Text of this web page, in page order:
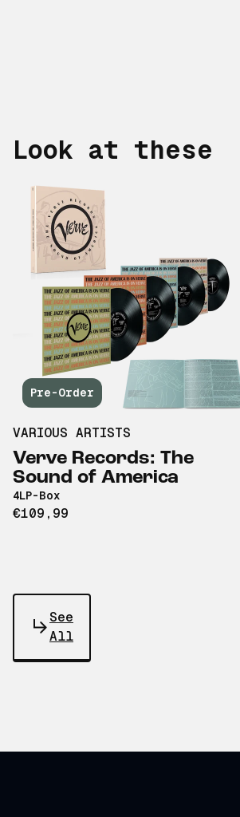
Look at these
Pre-Order
VARIOUS ARTISTS
Verve Records: The
Sound of America
4LP-Box
€109,99
See
All